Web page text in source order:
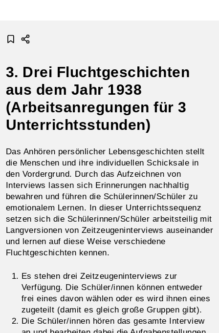
3. Drei Fluchtgeschichten
aus dem Jahr 1938
(Arbeitsanregungen für 3
Unterrichtsstunden)
Das Anhören persönlicher Lebensgeschichten stellt
die Menschen und ihre individuellen Schicksale in
den Vordergrund. Durch das Aufzeichnen von
Interviews lassen sich Erinnerungen nachhaltig
bewahren und führen die Schülerinnen/Schüler zu
emotionalem Lernen. In dieser Unterrichtssequenz
setzen sich die Schülerinnen/Schüler arbeitsteilig mit
Langversionen von Zeitzeugeninterviews auseinander
und lernen auf diese Weise verschiedene
Fluchtgeschichten kennen.
Es stehen drei Zeitzeugeninterviews zur
Verfügung. Die Schüler/innen können entweder
frei eines davon wählen oder es wird ihnen eines
zugeteilt (damit es gleich große Gruppen gibt).
Die Schüler/innen hören das gesamte Interview